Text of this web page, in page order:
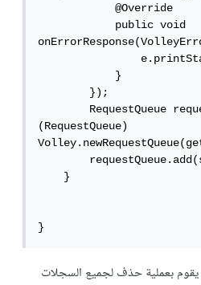
            @Override
            public void
                e.printStackTrace();
            }
        });
        RequestQueue requestQueue =
(RequestQueue)
        requestQueue.add(strreq);
    }
}
يقوم بعملية حذف لجميع السجلات